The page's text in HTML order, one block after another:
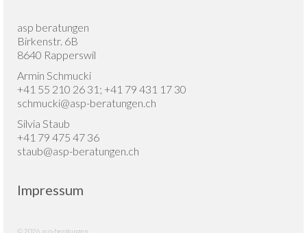
asp beratungen
Birkenstr. 6B
8640 Rapperswil
Armin Schmucki
+41 55 210 26 31; +41 79 431 17 30
schmucki@asp-beratungen.ch
Silvia Staub
+41 79 475 47 36
staub@asp-beratungen.ch
Impressum
© 2026 asp-beratungen